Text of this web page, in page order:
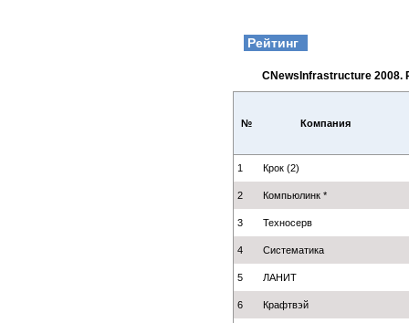
Рейтинг
CNewsInfrastructure 2008.
№ Компания
1 Крок (2)
2 Компьюлинк *
3 Техносерв
4 Систематика
5 ЛАНИТ
6 Крафтвэй